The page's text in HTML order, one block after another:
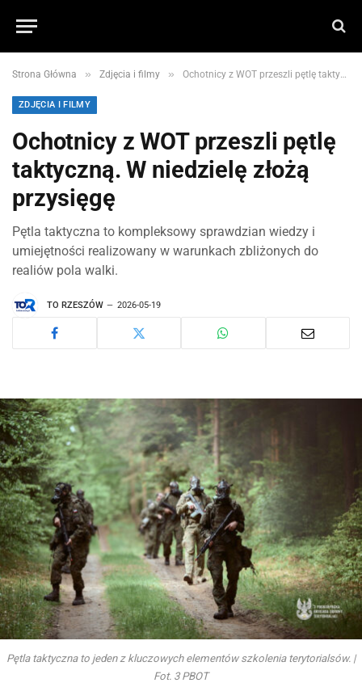
Strona Główna » Zdjęcia i filmy » Ochotnicy z WOT przeszli pętlę taktyczną. W niedzielę złożą przysięgę
ZDJĘCIA I FILMY
Ochotnicy z WOT przeszli pętlę
taktyczną. W niedzielę złożą
przysięgę
Pętla taktyczna to kompleksowy sprawdzian wiedzy i
umiejętności realizowany w warunkach zbliżonych do
realiów pola walki.
TO RZESZÓW 2026-05-19
Pętla taktyczna to jeden z kluczowych elementów szkolenia terytorialsów. |
Fot. 3 PBOT